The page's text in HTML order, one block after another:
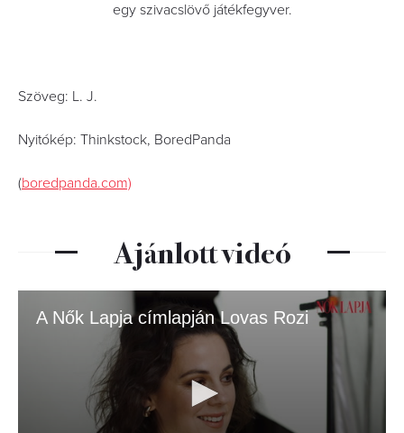
egy szivacslövő játékfegyver.
Szöveg: L. J.
Nyitókép: Thinkstock, BoredPanda
(boredpanda.com)
Ajánlott videó
A Nők Lapja címlapján Lovas Rozi